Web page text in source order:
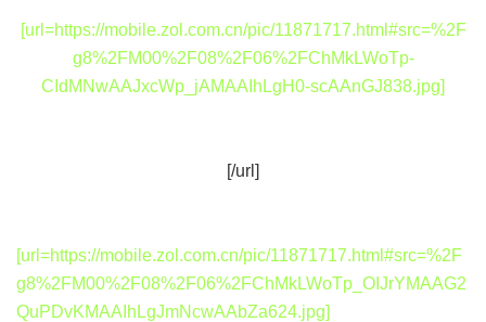
[url=https://mobile.zol.com.cn/pic/11871717.html#src=%2F
g8%2FM00%2F08%2F06%2FChMkLWoTp-
CIdMNwAAJxcWp_jAMAAIhLgH0-scAAnGJ838.jpg]
[/url]
[url=https://mobile.zol.com.cn/pic/11871717.html#src=%2F
g8%2FM00%2F08%2F06%2FChMkLWoTp_OIJrYMAAG2
QuPDvKMAAIhLgJmNcwAAbZa624.jpg]